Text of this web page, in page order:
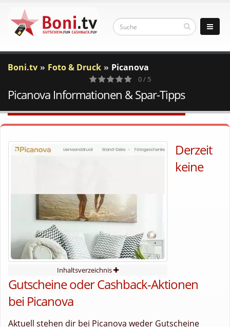
Boni.tv Foto & Druck Picanova
0
Votes
0 / 5
Picanova Informationen & Spar-Tipps
Inhaltsverzeichnis
Derzeit
keine
Gutscheine oder Cashback-Aktionen
bei Picanova
Aktuell stehen dir bei Picanova weder Gutscheine